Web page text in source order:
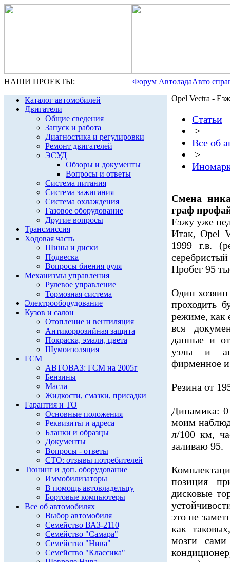
НАШИ ПРОЕКТЫ: Форум АвтоладаАвто
Каталог автомобилей
Двигатели
Общие сведения
Запуск и работа
Диагностика и регулировки
Ремонт двигателей
ЭСУД
Обзоры и документы
Вопросы и ответы
Система питания
Система зажигания
Система охлаждения
Газовое оборудование
Другие вопросы
Трансмиссия
Ходовая часть
Шины и диски
Подвеска
Вопросы биения руля
Механизмы управления
Рулевое управление
Тормозная система
Электрооборудование
Кузов и салон
Отопление и вентиляция
Антикоррозийная защита
Покраска, эмали, цвета
Шумоизоляция
ГСМ
АВТОВАЗ: ГСМ на 2005г
Бензины
Масла
Жидкости, смазки, присадки
Гарантия и ТО
Основные положения
Реквизиты и адреса
Бланки и образцы
Документы
Вопросы - ответы
СТО: отзывы потребителей
Тюнинг и доп. оборудование
Иммобилизаторы
В помощь автовладельцу
Бортовые компьютеры
Все об автомобилях
Выбор автомобиля
Семейство ВАЗ-2110
Семейство "Самара"
Семейство "Нива"
Семейство "Классика"
Opel Vectra -
Статьи
>
Все об
>
Смена
граф
Езжу уже
Итак, Opel
1999 г.в.
Пробег 95
Один
проходить
режиме, как
вся
данные и
узлы и
фирменное и
Резина от
Динамика: 0
моим
л/100 км,
заливаю 95.
позиция
дисковые
это не
как
мозги